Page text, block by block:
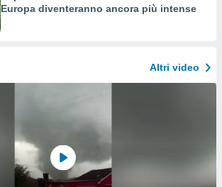
Europa diventeranno ancora più intense
Altri video